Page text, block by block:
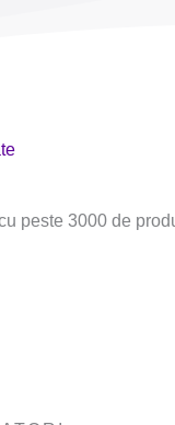
peste 3000 de